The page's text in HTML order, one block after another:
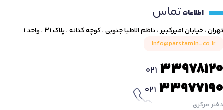
اطلاعاتتماس
تهران ، خیابان امیرکبیر ، ناظم الاطبا جنوبی ، کوچه کتانه ، پلاک ۳۱ ، واحد ۱
info@parstamin-co.ir
021 33978120
021 33977190
دفتر مرکزی